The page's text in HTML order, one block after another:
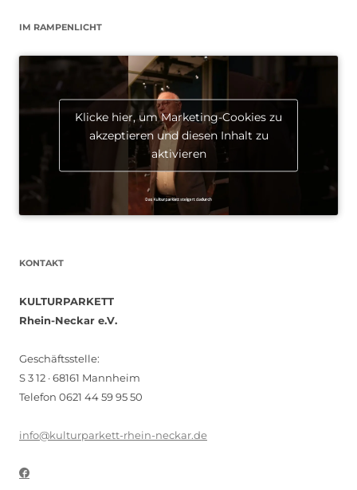
IM RAMPENLICHT
Klicke hier, um Marketing-Cookies zu
akzeptieren und diesen Inhalt zu
aktivieren
KONTAKT
KULTURPARKETT
Rhein-Neckar e.V.
Geschäftsstelle:
S 3 12 · 68161 Mannheim
Telefon 0621 44 59 95 50
info@kulturparkett-rhein-neckar.de